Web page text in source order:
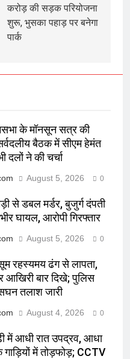
करोड़ की सड़क परियोजना
शुरू, भुसका पहाड़ पर बनेगा
पार्क
के मॉनसून सत्र की
बैठक में सीएम हेमंत
दलों ने की चर्चा
August 5, 2026 0
से डबल मर्डर, बुजुर्ग दंपती
घायल, आरोपी गिरफ्तार
August 5, 2026 0
रहस्यमय ढंग से लापता,
बार दिखे; पुलिस
तलाश जारी
August 4, 2026 0
में आधी रात उपद्रव, आधा
में तोड़फोड़; CCTV